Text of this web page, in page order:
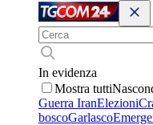
In evidenza
Mostra tutti
Guerra IranElezioni
boscoGarlasco